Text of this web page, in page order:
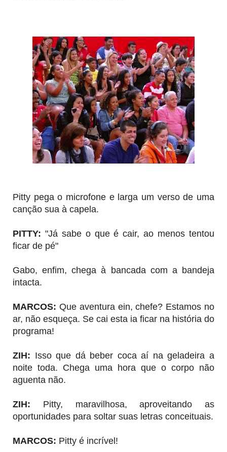
Pitty pega o microfone e larga um verso de uma
canção sua à capela.
PITTY: "Já sabe o que é cair, ao menos tentou
ficar de pé"
Gabo, enfim, chega à bancada com a bandeja
intacta.
MARCOS: Que aventura ein, chefe? Estamos no
ar, não esqueça. Se cai esta ia ficar na história do
programa!
ZIH: Isso que dá beber coca aí na geladeira a
noite toda. Chega uma hora que o corpo não
aguenta não.
ZIH: Pitty, maravilhosa, aproveitando as
oportunidades para soltar suas letras conceituais.
MARCOS: Pitty é incrível!